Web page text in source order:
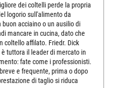
dei coltelli perde la propria
logorio sull'alimento da
acciaino o un ausilio di
mancare in cucina, dato che
coltello affilato. Friedr. Dick
tuttora il leader di mercato in
fate come i professionisti.
e frequente, prima o dopo
di taglio si riduca